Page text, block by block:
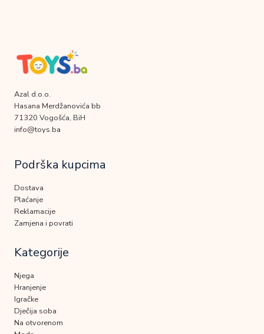
Azal d.o.o.
Hasana Merdžanovića bb
71320 Vogošća, BiH
info@toys.ba
Podrška kupcima
Dostava
Plaćanje
Reklamacije
Zamjena i povrati
Kategorije
Njega
Hranjenje
Igračke
Dječija soba
Na otvorenom